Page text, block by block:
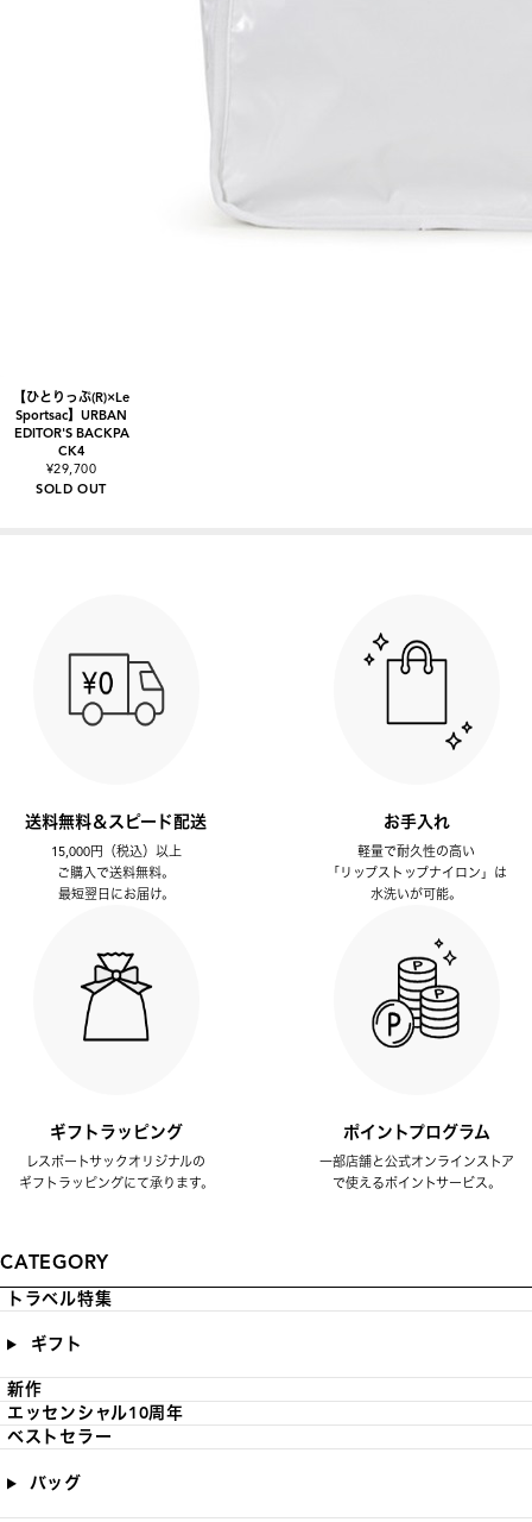
【ひとりっぷ(R)×Le
Sportsac】URBAN
EDITOR'S BACKPA
CK4
¥29,700
SOLD OUT
送料無料＆スピード配送
15,000円（税込）以上
ご購入で送料無料。
最短翌日にお届け。
お手入れ
軽量で耐久性の高い
「リップストップナイロン」は
水洗いが可能。
ギフトラッピング
レスポートサックオリジナルの
ギフトラッピングにて承ります。
ポイントプログラム
一部店舗と公式オンラインストア
で使えるポイントサービス。
CATEGORY
トラベル特集
ギフト
新作
エッセンシャル10周年
ベストセラー
バッグ